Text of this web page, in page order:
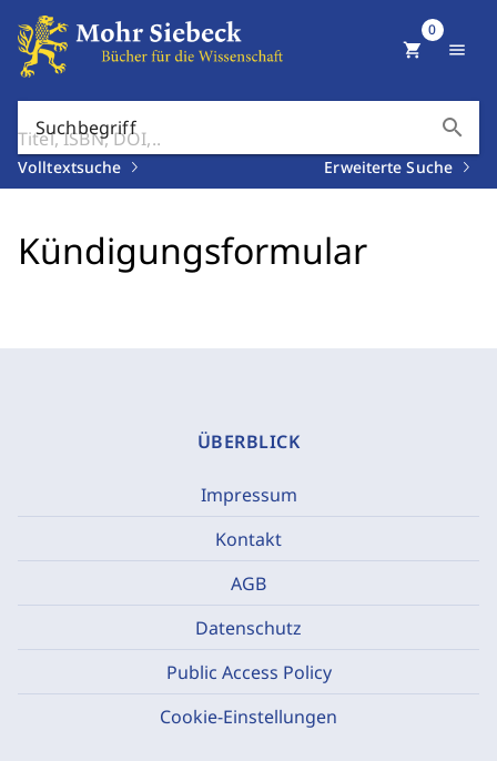
Suchbegriff search
Volltextsuche Erweiterte Suche
shopping_cart
0
menu
Kündigungsformular
ÜBERBLICK
Impressum
Kontakt
AGB
Datenschutz
Public Access Policy
Cookie-Einstellungen